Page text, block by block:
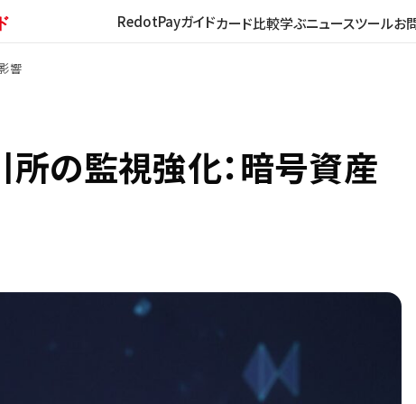
RedotPayガイドカード比較学ぶニュースツールお
響
の監視強化：暗号資産